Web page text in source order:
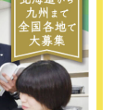
少なめ！仕
イベートな時
間となりま
としての勤
く、ITに関
ただきます。
」や「サー